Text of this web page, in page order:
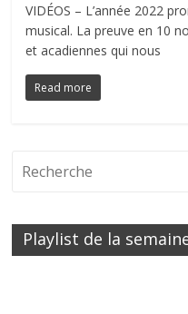
VIDÉOS – L’année 2022
musical. La preuve en 10
et acadiennes qui nous
Read more
Playlist de la